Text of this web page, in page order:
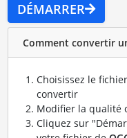
DÉMARRER
Comment convertir
Choisissez le fichier
convertir
Modifier la qualité
Cliquez sur